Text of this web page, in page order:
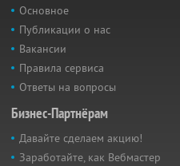
Основное
Публикации о нас
Вакансии
Правила сервиса
Ответы на вопросы
Бизнес-Партнёрам
Давайте сделаем акцию!
Заработайте, как Вебмастер